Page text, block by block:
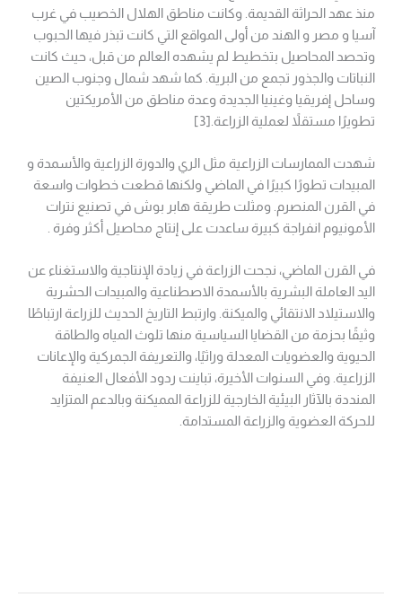
منذ عهد الحراثة القديمة. وكانت مناطق الهلال الخصيب في غرب
آسيا و مصر و الهند من أولى المواقع التي كانت تبذر فيها الحبوب
وتحصد المحاصيل بتخطيط لم يشهده العالم من قبل، حيث كانت
النباتات والجذور تجمع من البرية. كما شهد شمال وجنوب الصين
وساحل إفريقيا وغينيا الجديدة وعدة مناطق من الأمريكتين
تطويرًا مستقلاً لعملية الزراعة.[3]
شهدت الممارسات الزراعية مثل الري والدورة الزراعية والأسمدة و
المبيدات تطورًا كبيرًا في الماضي ولكنها قطعت خطوات واسعة
في القرن المنصرم. ومثلت طريقة هابر بوش في تصنيع نترات
الأمونيوم انفراجة كبيرة ساعدت على إنتاج محاصيل أكثر وفرة .
في القرن الماضي، نجحت الزراعة في زيادة الإنتاجية والاستغناء عن
اليد العاملة البشرية بالأسمدة الاصطناعية والمبيدات الحشرية
والاستيلاد الانتقائي والميكنة. وارتبط التاريخ الحديث للزراعة ارتباطًا
وثيقًا بحزمة من القضايا السياسية منها تلوث المياه والطاقة
الحيوية والعضويات المعدلة وراثيًا، والتعريفة الجمركية والإعانات
الزراعية. وفي السنوات الأخيرة، تباينت ردود الأفعال العنيفة
المنددة بالآثار البيئية الخارجية للزراعة المميكنة وبالدعم المتزايد
للحركة العضوية والزراعة المستدامة.